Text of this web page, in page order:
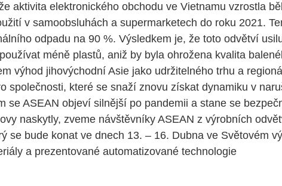
aktivita elektronického obchodu ve Vietnamu vzrostla
v samoobsluhách a supermarketech do roku 2021.
odpadu na 90 %. Výsledkem je, že toto odvětví
méně plastů, aniž by byla ohrožena kvalita
výhod jihovýchodní Asie jako udržitelného trhu a
které se snaží znovu získat dynamiku v
ASEAN objeví silnější po pandemii a stane se
naskytly, zveme návštěvníky ASEAN z výrobních
bude konat ve dnech 13. – 16. Dubna ve Světovém
a prezentované automatizované technologie